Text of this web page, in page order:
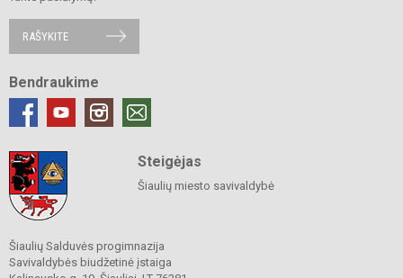
RAŠYKITE
Bendraukime
Steigėjas
Šiaulių miesto savivaldybė
Šiaulių Salduvės progimnazija
Savivaldybės biudžetinė įstaiga